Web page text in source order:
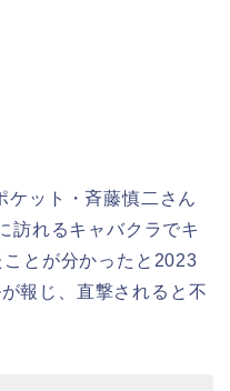
ケット・斉藤慎二さん
訪れるキャバクラでキ
とが分かったと2023
報じ、直撃されると不